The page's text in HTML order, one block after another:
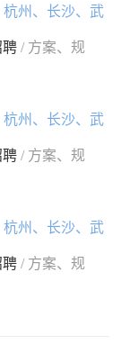
杭州、长沙、武
聘/ 方案、规
杭州、长沙、武
聘/ 方案、规
杭州、长沙、武
聘/ 方案、规